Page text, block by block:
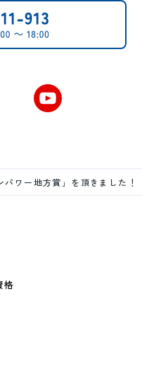
パワー地方賞」を頂きました！
格